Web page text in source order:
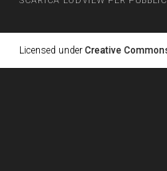
Licensed under Creative